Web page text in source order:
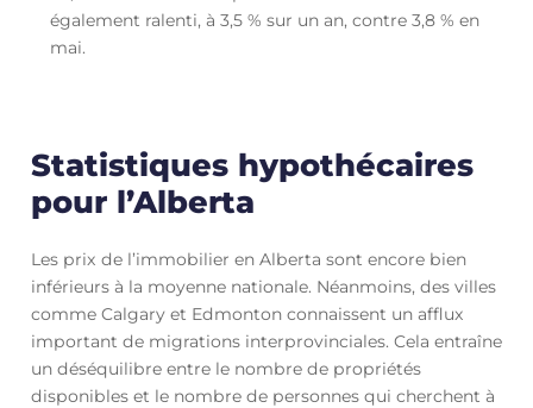
également ralenti, à 3,5 % sur un an, contre 3,8 % en
mai.
Statistiques hypothécaires
pour l’Alberta
Les prix de l’immobilier en Alberta sont encore bien
inférieurs à la moyenne nationale. Néanmoins, des villes
comme Calgary et Edmonton connaissent un afflux
important de migrations interprovinciales. Cela entraîne
un déséquilibre entre le nombre de propriétés
disponibles et le nombre de personnes qui cherchent à